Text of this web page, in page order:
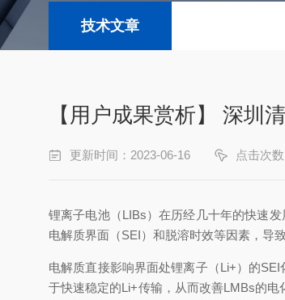
技术文章
【用户成果赏析】 深圳
更新时间：2023-06-16 点击次
锂离子电池（LIBs）在历经几十年的快速
电解质界面（SEI）和脱溶时效等因素，导
电解质直接影响界面处锂离子（Li+）的SEI
于快速稳定的Li+传输，从而改善LMBs的电